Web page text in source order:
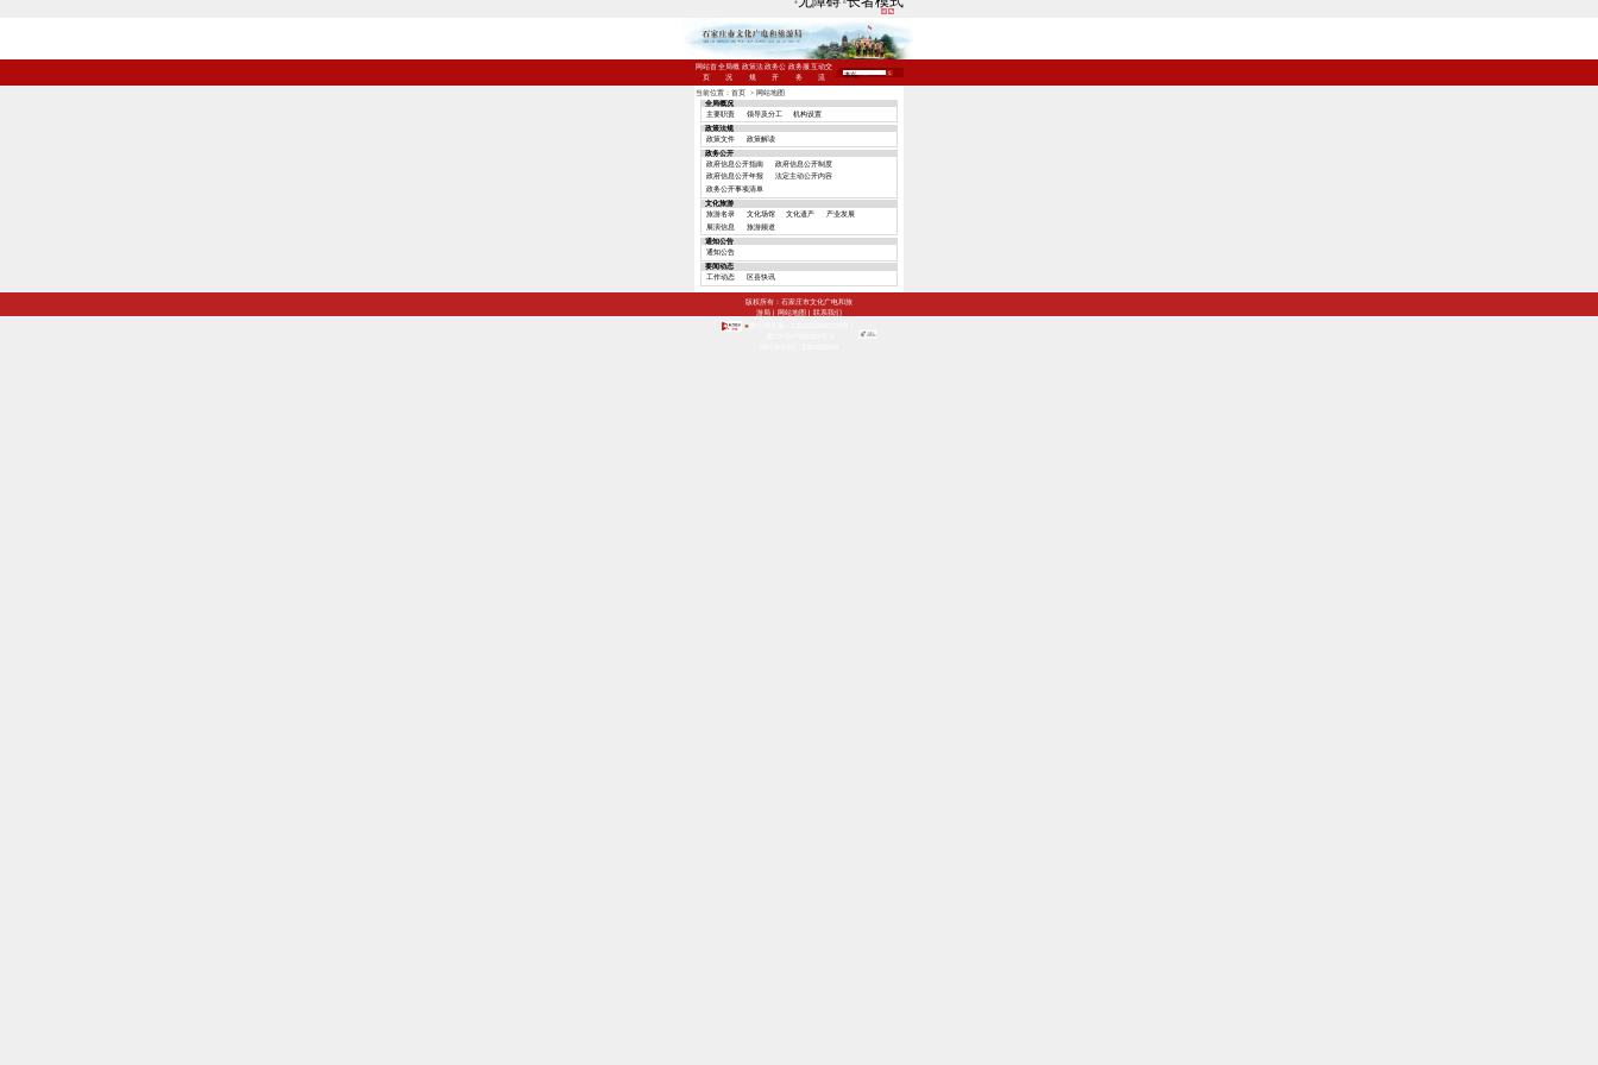
网站首
页
全局概
况
政策法
规
政务公
开
政务服
务
互动交
流
当前位置： 首页> 网站地图
全局概况
主要职责
领导及分工 机构设置
政策法规
政策文件
政策解读
政务公开
政府信息公开指南
政府信息公开制度
政府信息公开年报
法定主动公开内容
政务公开事项清单
文化旅游
旅游名录
文化场馆 文化遗产
产业发展
展演信息
旅游频道
通知公告
通知公告
要闻动态
工作动态
区县快讯
版权所有：石家庄市文化广电和旅
游局 | 网站地图 |
联系我们
冀公网安备：13010202001703号